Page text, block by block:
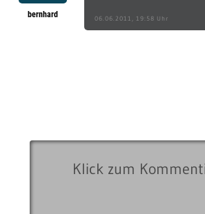
bernhard 06.06.2011, 19:58 Uhr